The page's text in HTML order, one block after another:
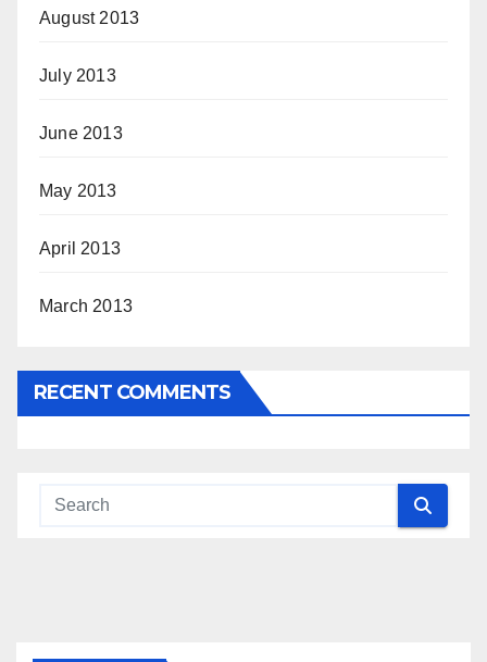
August 2013
July 2013
June 2013
May 2013
April 2013
March 2013
RECENT COMMENTS